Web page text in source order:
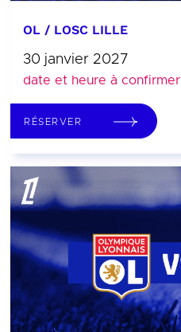
OL / LOSC LILLE
30 janvier 2027
date et heure à confirmer
RÉSERVER